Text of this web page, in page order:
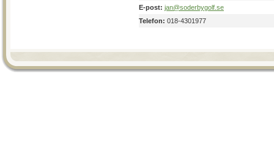
E-post: jan@soderbygolf.se
Telefon: 018-4301977